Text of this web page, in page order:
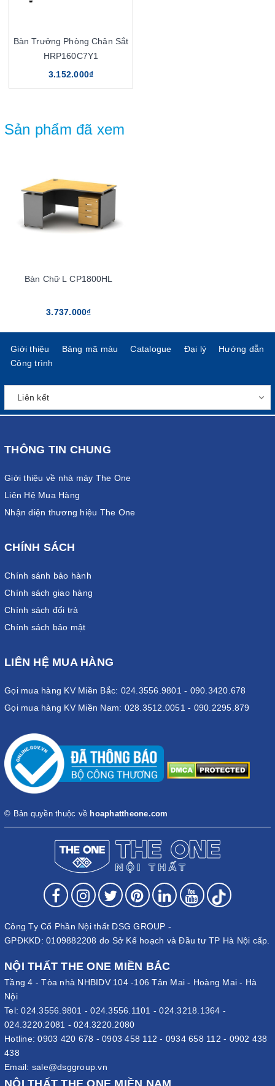
Bàn Trưởng Phòng Chân Sắt
HRP160C7Y1
3.152.000₫
Sản phẩm đã xem
Bàn Chữ L CP1800HL
3.737.000₫
Giới thiệu Bảng mã màu Catalogue Đại lý
Hướng dẫn
Công trình
THÔNG TIN CHUNG
Giới thiệu về nhà máy The One
Liên Hệ Mua Hàng
Nhận diện thương hiệu The One
CHÍNH SÁCH
Chính sánh bảo hành
Chính sách giao hàng
Chính sách đổi trả
Chính sách bảo mật
LIÊN HỆ MUA HÀNG
Gọi mua hàng KV Miền Bắc: 024.3556.9801 - 090.3420.678
Gọi mua hàng KV Miền Nam: 028.3512.0051 - 090.2295.879
© Bản quyền thuộc về hoaphattheone.com
Công Ty Cổ Phần Nội thất DSG GROUP -
GPĐKKD: 0109882208 do Sở Kế hoạch và Đầu tư TP Hà Nội cấp.
NỘI THẤT THE ONE MIỀN BẮC
Tầng 4 - Tòa nhà NHBIDV 104 -106 Tân Mai - Hoàng Mai - Hà
Nội
Tel:024.3556.9801 -024.3556.1101 -024.3218.1364 -
024.3220.2081 - 024.3220.2080
Hotline:0903 420 678 - 0903 458 112 - 0934 658 112 - 0902 438
438
Email: sale@dsggroup.vn
NỘI THẤT THE ONE MIỀN NAM